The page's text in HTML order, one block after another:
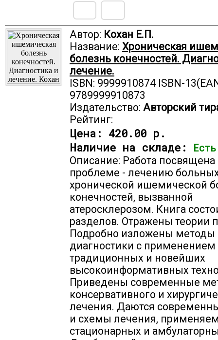
Автор: Кохан Е.П.
Название: Хроническая
болезнь конечностей.
лечение.
ISBN: 9999910874 ISBN-
9789999910873
Издательство: Авторский
Рейтинг:
Цена: 420.00 р.
Наличие на складе:
Описание: Работа
проблеме - лечению
хронической ишемической
конечностей, вызванной
атеросклерозом. Книга
разделов. Отражены теории
Подробно изложены методы
диагностики с применением
традиционных и новейших
высокоинформативных
Приведены современные
консервативного и
лечения. Даются
и схемы лечения,
стационарных и